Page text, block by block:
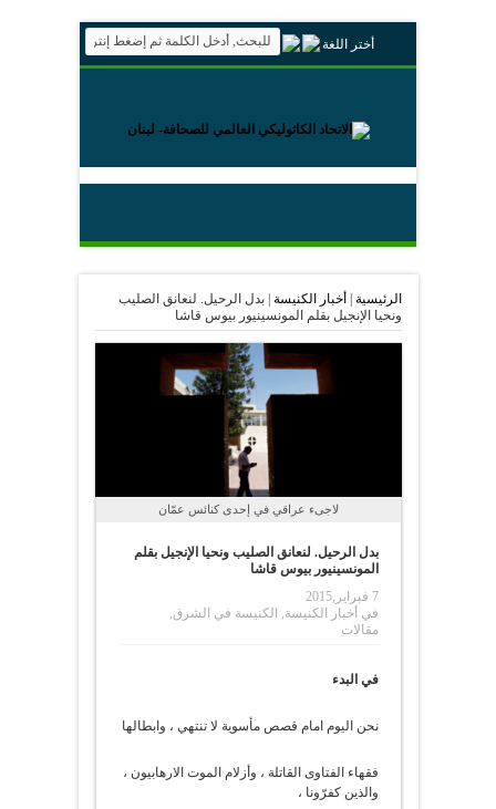
أختر اللغة
الرئيسية أخبار الكنيسة |بدل الرحيل. لنعانق الصليب
ونحيا الإنجيل بقلم المونسينيور بيوس قاشا
لاجىء عراقي في إحدى كنائس عمّان
بدل الرحيل. لنعانق الصليب ونحيا الإنجيل بقلم
المونسينيور بيوس قاشا
7 فبراير,2015
في أخبار الكنيسة الكنيسة في الشرق
مقالات
في البدء
نحن اليوم امام قصص مأسوية لا تنتهي ، وابطالها
فقهاء الفتاوى القاتلة ، وأزلام الموت الارهابيون ،
والذين كفرّونا ،